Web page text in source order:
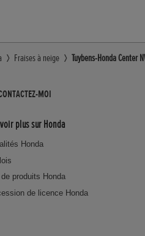
Fraises à neige Tuybens-Honda Center
MOI
plus sur Honda
Honda
produits Honda
de licence Honda